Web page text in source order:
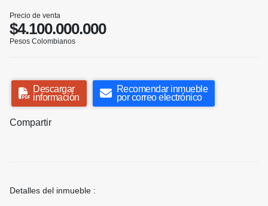
Precio de venta
$4.100.000.000
Pesos Colombianos
Descargar
información
Recomendar inmueble
por correo electrónico
Compartir
Detalles del inmueble :